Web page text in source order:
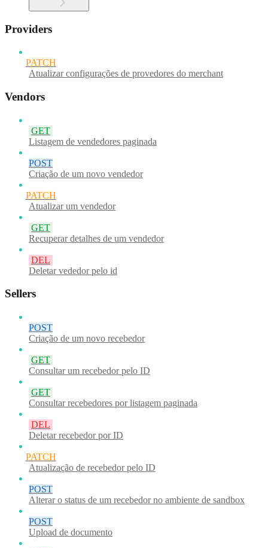
Providers
PATCH
Atualizar configurações de provedores do merchant
Vendors
GET
Listagem de vendedores paginada
POST
Criação de um novo vendedor
PATCH
Atualizar um vendedor
GET
Recuperar detalhes de um vendedor
DEL
Deletar vededor pelo id
Sellers
POST
Criação de um novo recebedor
GET
Consultar um recebedor pelo ID
GET
Consultar recebedores por listagem paginada
DEL
Deletar recebedor por ID
PATCH
Atualização de recebedor pelo ID
POST
Alterar o status de um recebedor no ambiente de sandbox
POST
Upload de documento